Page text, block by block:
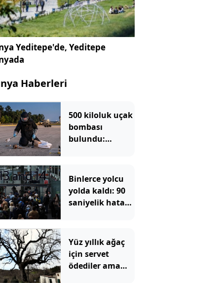
Yeditepe'de, Yeditepe
Haberleri
500 kiloluk uçak
bombası
bulundu:
başladı
Binlerce yolcu
yolda kaldı: 90
saniyelik hata
Yüz yıllık ağaç
için servet
ödediler ama